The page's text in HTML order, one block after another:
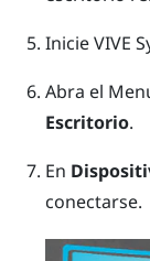
InicieVIVE
Abra el
Escritorio.
En
conectarse.